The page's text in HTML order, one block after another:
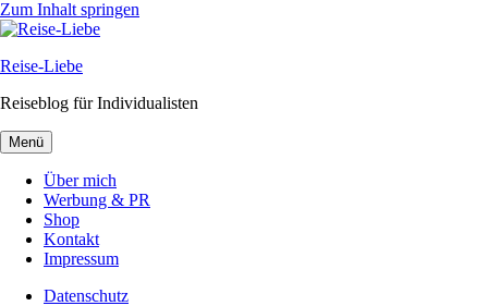
Zum Inhalt springen
Reise-Liebe
Reiseblog für Individualisten
Menü
Über mich
Werbung & PR
Shop
Kontakt
Impressum
Datenschutz